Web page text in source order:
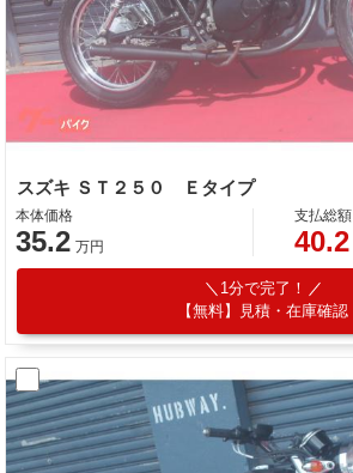
スズキ ＳＴ２５０ Ｅタイプ
本体価格
35.2 万円
支払総額
40.2
1分で完了！
【無料】見積・在庫確認